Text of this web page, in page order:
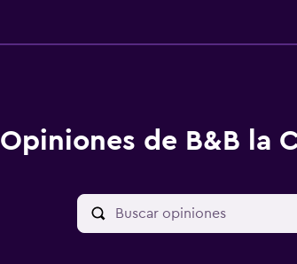
Opiniones de B&B la